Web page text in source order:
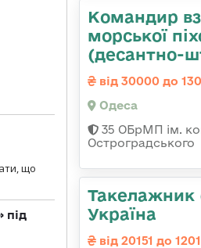
що
під
Командир
морської
(десантно-
від 30000 до
Одеса
35 ОБрМП ім.
Остроградського
Такелажник
Україна
від 20151 до